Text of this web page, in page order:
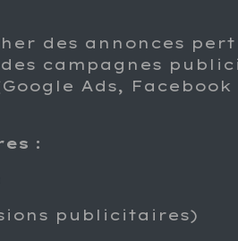
des annonces
campagnes
Ads, Facebook
:
publicitaires)